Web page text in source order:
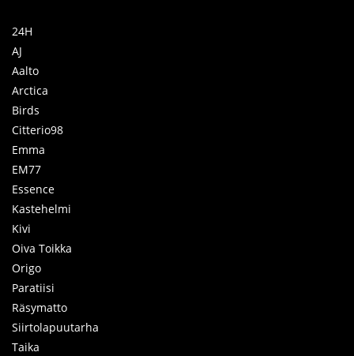
24H
AJ
Aalto
Arctica
Birds
Citterio98
Emma
EM77
Essence
Kastehelmi
Kivi
Oiva Toikka
Origo
Paratiisi
Räsymatto
Siirtolapuutarha
Taika